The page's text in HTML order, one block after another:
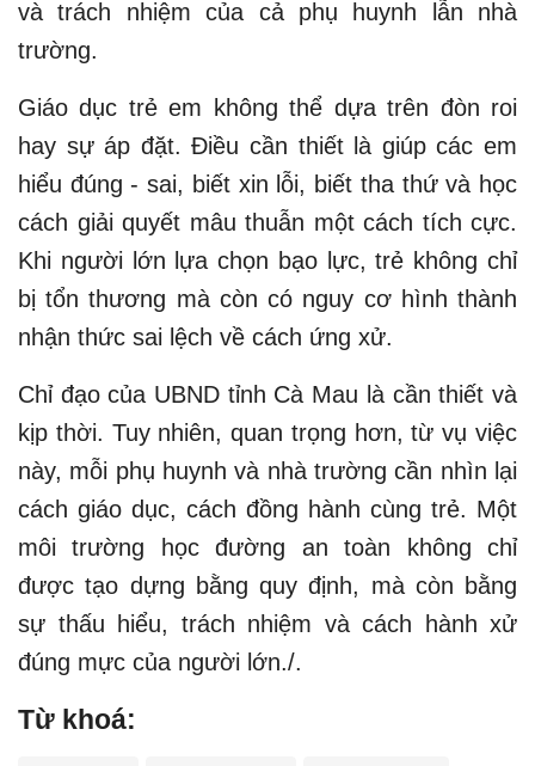
và trách nhiệm của cả phụ huynh lẫn nhà
trường.
Giáo dục trẻ em không thể dựa trên đòn roi
hay sự áp đặt. Điều cần thiết là giúp các em
hiểu đúng - sai, biết xin lỗi, biết tha thứ và học
cách giải quyết mâu thuẫn một cách tích cực.
Khi người lớn lựa chọn bạo lực, trẻ không chỉ
bị tổn thương mà còn có nguy cơ hình thành
nhận thức sai lệch về cách ứng xử.
Chỉ đạo của UBND tỉnh Cà Mau là cần thiết và
kịp thời. Tuy nhiên, quan trọng hơn, từ vụ việc
này, mỗi phụ huynh và nhà trường cần nhìn lại
cách giáo dục, cách đồng hành cùng trẻ. Một
môi trường học đường an toàn không chỉ
được tạo dựng bằng quy định, mà còn bằng
sự thấu hiểu, trách nhiệm và cách hành xử
đúng mực của người lớn./.
Từ khoá: